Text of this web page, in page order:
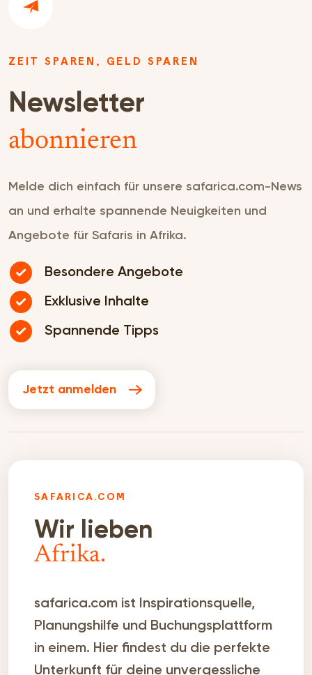
ZEIT SPAREN, GELD SPAREN
Newsletter
abonnieren
Melde dich einfach für unsere safarica.com-News
an und erhalte spannende Neuigkeiten und
Angebote für Safaris in Afrika.
Besondere Angebote
Exklusive Inhalte
Spannende Tipps
Jetzt anmelden
SAFARICA.COM
Wir lieben
Afrika.
safarica.com ist Inspirationsquelle,
Planungshilfe und Buchungsplattform
in einem. Hier findest du die perfekte
Unterkunft für deine unvergessliche